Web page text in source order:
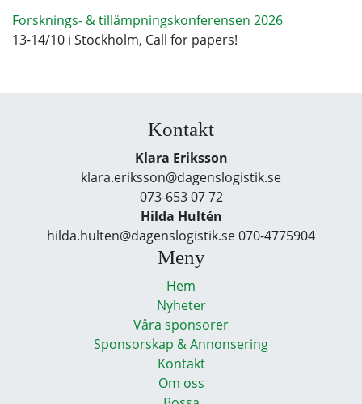
Forsknings- & tillämpningskonferensen 2026
13-14/10 i Stockholm, Call for papers!
Kontakt
Klara Eriksson
klara.eriksson@dagenslogistik.se
073-653 07 72
Hilda Hultén
hilda.hulten@dagenslogistik.se 070-4775904
Meny
Hem
Nyheter
Våra sponsorer
Sponsorskap & Annonsering
Kontakt
Om oss